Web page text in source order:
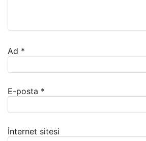
Ad *
E-posta *
İnternet sitesi